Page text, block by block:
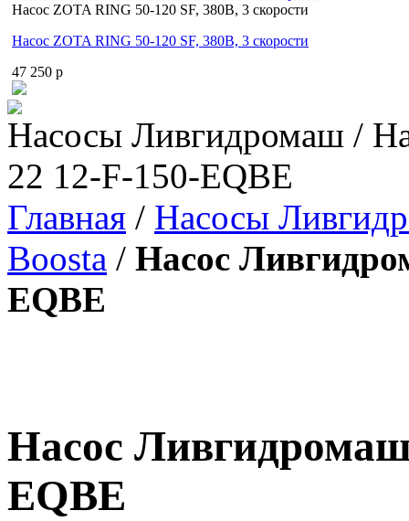
Насос ZOTA RING 50-120 SF, 380В, 3 скорости
Насос ZOTA RING 50-120 SF, 380В, 3 скорости
47 250 p
Насосы Ливгидромаш /
22 12-F-150-EQBE
Главная / Насосы
Boosta / Насос
EQBE
Насос
EQBE